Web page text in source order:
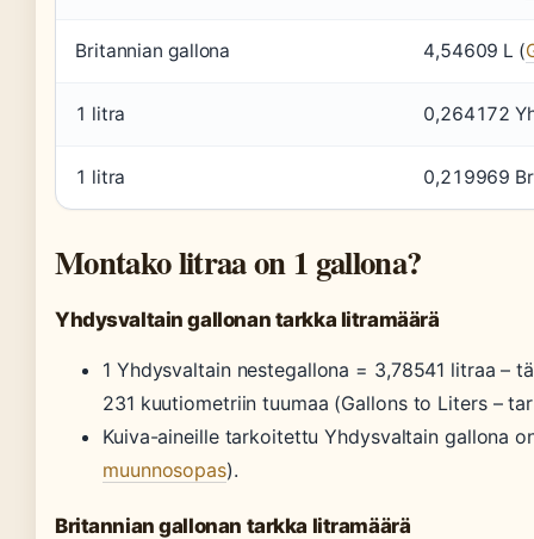
Britannian gallona 4,54609 L (
1 litra 0,264172
1 litra 0,219969
Montako litraa on 1 gallona?
Yhdysvaltain gallonan tarkka litramäärä
1 Yhdysvaltain nestegallona = 3,78541 litraa –
231 kuutiometriin tuumaa (Gallons to Liters –
Kuiva-aineille tarkoitettu Yhdysvaltain gallona
muunnosopas).
Britannian gallonan tarkka litramäärä